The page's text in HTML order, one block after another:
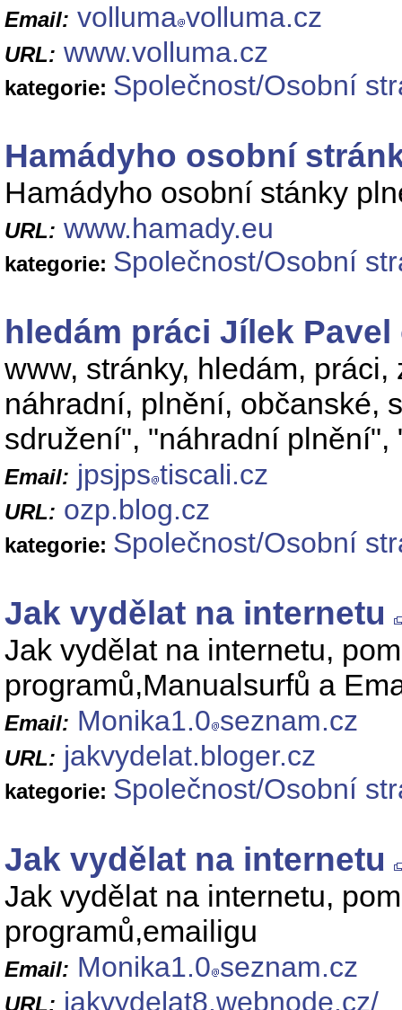
Email: volluma volluma.cz
URL: www.volluma.cz
kategorie: Společnost/Osobní
Hamádyho osobní
Hamádyho osobní stánky
URL: www.hamady.eu
kategorie: Společnost/Osobní
hledám práci Jílek
www, stránky, hledám,
náhradní, plnění, občanské,
sdružení", "náhradní
Email: jpsjps tiscali.cz
URL: ozp.blog.cz
kategorie: Společnost/Osobní
Jak vydělat na internetu
Jak vydělat na internetu,
programů,Manualsurfů a
Email: Monika1.0 seznam.cz
URL: jakvydelat.bloger.cz
kategorie: Společnost/Osobní
Jak vydělat na internetu
Jak vydělat na internetu,
programů,emailigu
Email: Monika1.0 seznam.cz
URL: jakvydelat8.webnode.cz/